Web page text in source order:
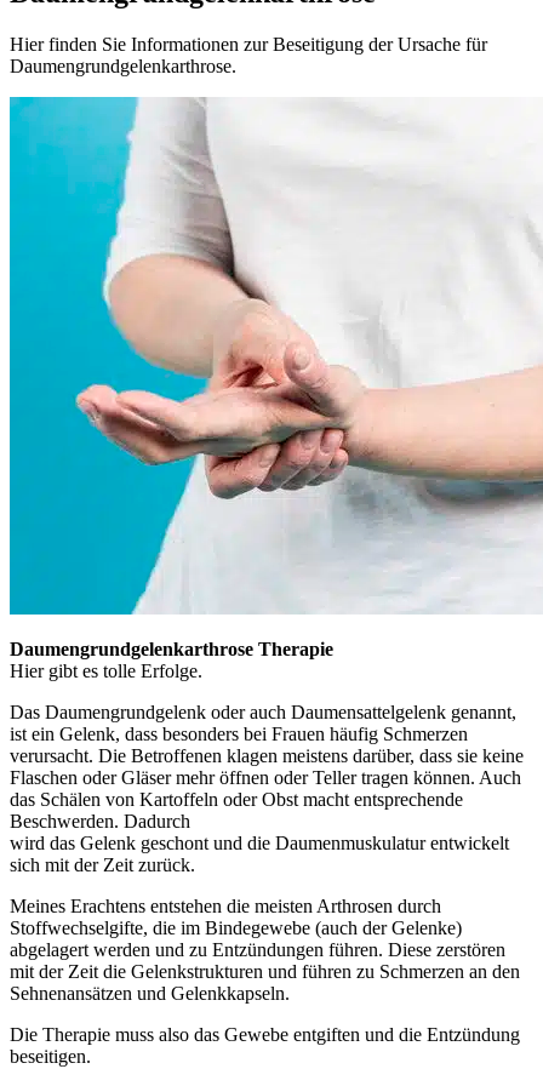
Hier finden Sie Informationen zur Beseitigung der Ursache für
Daumengrundgelenkarthrose.
Daumengrundgelenkarthrose Therapie
Hier gibt es tolle Erfolge.
Das Daumengrundgelenk oder auch Daumensattelgelenk genannt,
ist ein Gelenk, dass besonders bei Frauen häufig Schmerzen
verursacht. Die Betroffenen klagen meistens darüber, dass sie keine
Flaschen oder Gläser mehr öffnen oder Teller tragen können. Auch
das Schälen von Kartoffeln oder Obst macht entsprechende
Beschwerden. Dadurch
wird das Gelenk geschont und die Daumenmuskulatur entwickelt
sich mit der Zeit zurück.
Meines Erachtens entstehen die meisten Arthrosen durch
Stoffwechselgifte, die im Bindegewebe (auch der Gelenke)
abgelagert werden und zu Entzündungen führen. Diese zerstören
mit der Zeit die Gelenkstrukturen und führen zu Schmerzen an den
Sehnenansätzen und Gelenkkapseln.
Die Therapie muss also das Gewebe entgiften und die Entzündung
beseitigen.